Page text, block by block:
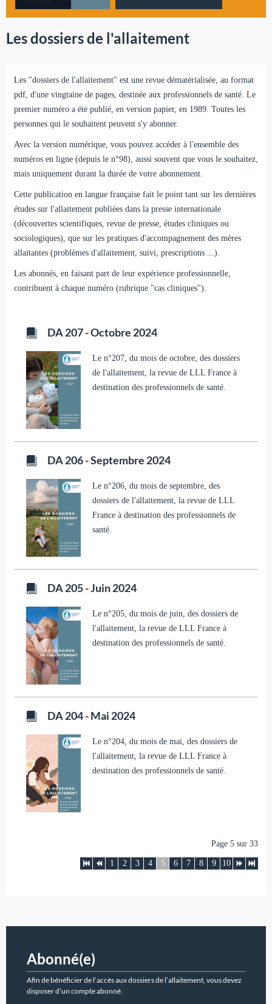
Les dossiers de l'allaitement
Les "dossiers de l'allaitement" est une revue dématérialisée, au format
pdf, d'une vingtaine de pages, destinée aux professionnels de santé. Le
premier numéro a été publié, en version papier, en 1989. Toutes les
personnes qui le souhaitent peuvent s'y abonner.
Avec la version numérique, vous pouvez accéder à l'ensemble des
numéros en ligne (depuis le n°98), aussi souvent que vous le souhaitez,
mais uniquement durant la durée de votre abonnement.
Cette publication en langue française fait le point tant sur les dernières
études sur l'allaitement publiées dans la presse internationale
(découvertes scientifiques, revue de presse, études cliniques ou
sociologiques), que sur les pratiques d'accompagnement des mères
allaitantes (problèmes d'allaitement, suivi, prescriptions ...).
Les abonnés, en faisant part de leur expérience professionnelle,
contribuent à chaque numéro (rubrique "cas cliniques").
DA 207 - Octobre 2024
Le n°207, du mois de octobre, des dossiers
de l'allaitement, la revue de LLL France à
destination des professionnels de santé.
DA 206 - Septembre 2024
Le n°206, du mois de septembre, des
dossiers de l'allaitement, la revue de LLL
France à destination des professionnels de
santé.
DA 205 - Juin 2024
Le n°205, du mois de juin, des dossiers de
l'allaitement, la revue de LLL France à
destination des professionnels de santé.
DA 204 - Mai 2024
Le n°204, du mois de mai, des dossiers de
l'allaitement, la revue de LLL France à
destination des professionnels de santé.
Page 5 sur 33
1 2 3 4 5 6 7 8 9 10
Abonné(e)
Afin de bénéficier de l’accès aux dossiers de l’allaitement, vous devez
disposer d’un compte abonné.